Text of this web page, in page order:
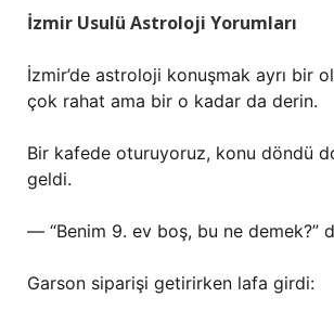
İzmir Usulü Astroloji Yorumları
İzmir’de astroloji konuşmak ayrı bir
çok rahat ama bir o kadar da derin.
Bir kafede oturuyoruz, konu döndü
geldi.
— “Benim 9. ev boş, bu ne demek?”
Garson siparişi getirirken lafa girdi: